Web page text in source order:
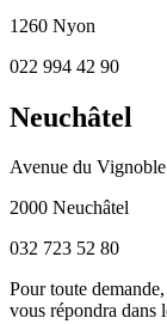
1260 Nyon
022 994 42 90
Neuchâtel
Avenue du
2000 Neuchâtel
032 723 52 80
Pour toute
vous répondra dans